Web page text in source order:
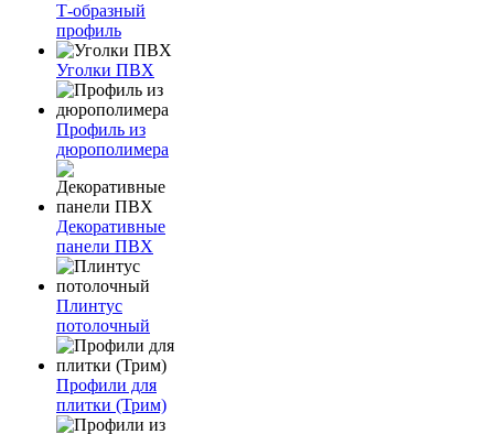
Т-образный
профиль
Уголки ПВХ
Профиль из
дюрополимера
Декоративные
панели ПВХ
Плинтус
потолочный
Профили для
плитки (Трим)